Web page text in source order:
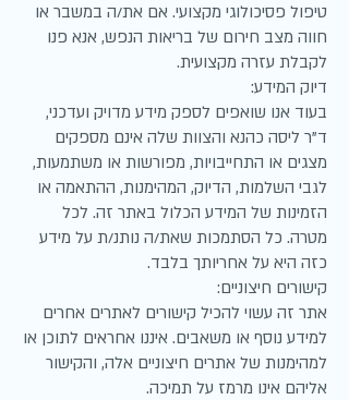
טיפול פסיכולוגי מקצועי. אם את/ה במשבר או
חווה מצב חירום של בריאות הנפש, אנא פנו
לקבלת עזרה מקצועית.
דיוק המידע:
בעוד אנו שואפים לספק מידע מדויק ועדכני,
ד"ר ליסה כהנא והצוות שלה אינם מספקים
מצגים או התחייבויות, מפורשות או משתמעות,
לגבי השלמות, הדיוק, המהימנות, ההתאמה או
הזמינות של המידע הכלול באתר זה. לכל
מטרה. כל הסתמכות שאת/ה נותנ/ת על מידע
כזה היא על אחריותך בלבד.
קישורים חיצוניים:
אתר זה עשוי להכיל קישורים לאתרים אחרים
למידע נוסף או משאבים. איננו אחראים לתוכן או
למהימנות של אתרים חיצוניים אלה, והקישור
אליהם אינו מרמז על תמיכה.